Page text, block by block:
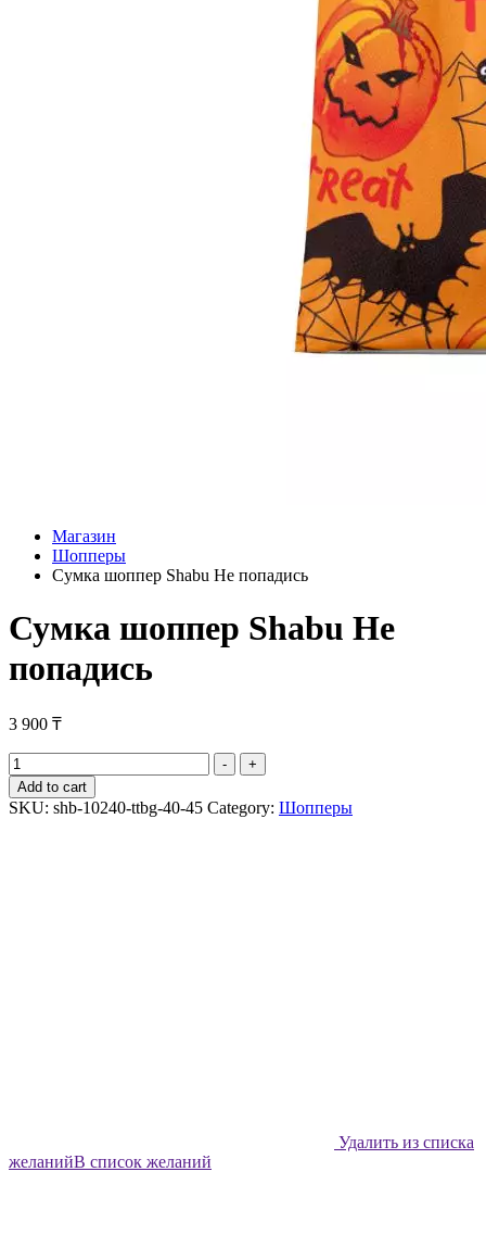
Магазин
Шопперы
Сумка шоппер Shabu Не попадись
Сумка шоппер Shabu Не
попадись
3 900 ₸
Сумка
шоппер
Shabu
Не
-
+
Add to cart
SKU: shb-10240-ttbg-40-45 Category: Шопперы
Удалить из списка
желанийВ список желаний